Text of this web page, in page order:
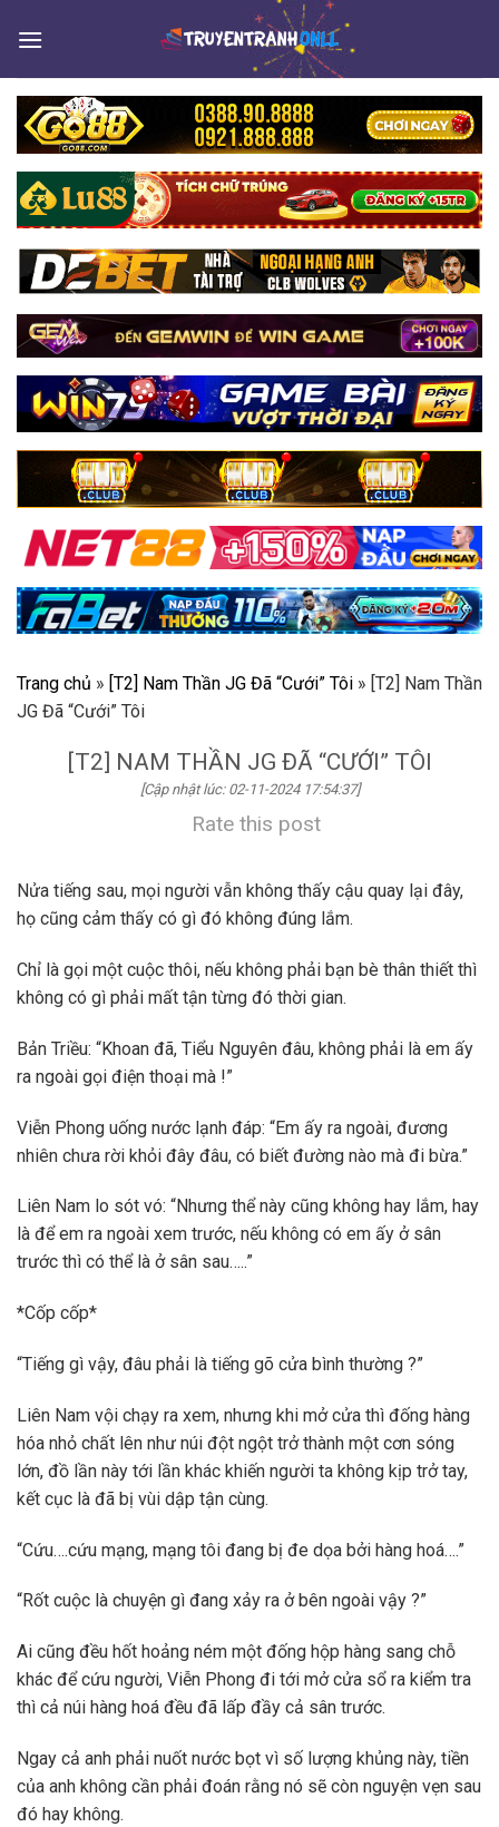
Trang chủ » [T2] Nam Thần JG Đã “Cưới” Tôi » [T2] Nam Thần
JG Đã “Cưới” Tôi
[T2] NAM THẦN JG ĐÃ “CƯỚI” TÔI
[Cập nhật lúc: 02-11-2024 17:54:37]
Rate this post
Nửa tiếng sau, mọi người vẫn không thấy cậu quay lại đây,
họ cũng cảm thấy có gì đó không đúng lắm.
Chỉ là gọi một cuộc thôi, nếu không phải bạn bè thân thiết thì
không có gì phải mất tận từng đó thời gian.
Bản Triều: “Khoan đã, Tiểu Nguyên đâu, không phải là em ấy
ra ngoài gọi điện thoại mà !”
Viễn Phong uống nước lạnh đáp: “Em ấy ra ngoài, đương
nhiên chưa rời khỏi đây đâu, có biết đường nào mà đi bừa.”
Liên Nam lo sót vó: “Nhưng thể này cũng không hay lắm, hay
là để em ra ngoài xem trước, nếu không có em ấy ở sân
trước thì có thể là ở sân sau…..”
*Cốp cốp*
“Tiếng gì vậy, đâu phải là tiếng gõ cửa bình thường ?”
Liên Nam vội chạy ra xem, nhưng khi mở cửa thì đống hàng
hóa nhỏ chất lên như núi đột ngột trở thành một cơn sóng
lớn, đồ lần này tới lần khác khiến người ta không kịp trở tay,
kết cục là đã bị vùi dập tận cùng.
“Cứu….cứu mạng, mạng tôi đang bị đe dọa bởi hàng hoá….”
“Rốt cuộc là chuyện gì đang xảy ra ở bên ngoài vậy ?”
Ai cũng đều hốt hoảng ném một đống hộp hàng sang chỗ
khác để cứu người, Viễn Phong đi tới mở cửa sổ ra kiểm tra
thì cả núi hàng hoá đều đã lấp đầy cả sân trước.
Ngay cả anh phải nuốt nước bọt vì số lượng khủng này, tiền
của anh không cần phải đoán rằng nó sẽ còn nguyện vẹn sau
đó hay không.